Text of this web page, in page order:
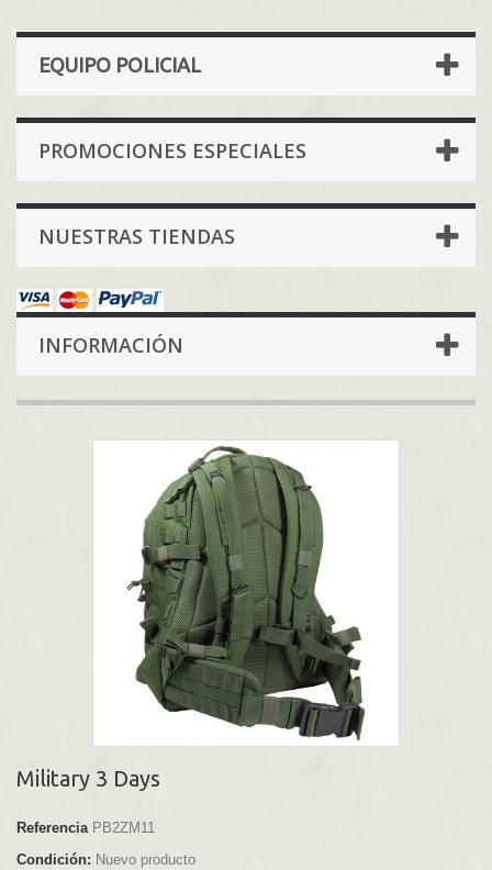
EQUIPO POLICIAL
PROMOCIONES ESPECIALES
NUESTRAS TIENDAS
INFORMACIÓN
Military 3 Days
Referencia PB2ZM11
Condición: Nuevo producto